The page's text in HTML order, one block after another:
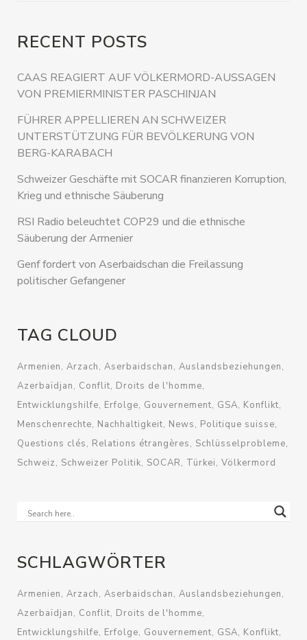
RECENT POSTS
CAAS REAGIERT AUF VÖLKERMORD-AUSSAGEN
VON PREMIERMINISTER PASCHINJAN
FÜHRER APPELLIEREN AN SCHWEIZER
UNTERSTÜTZUNG FÜR BEVÖLKERUNG VON
BERG-KARABACH
Schweizer Geschäfte mit SOCAR finanzieren Korruption,
Krieg und ethnische Säuberung
RSI Radio beleuchtet COP29 und die ethnische
Säuberung der Armenier
Genf fordert von Aserbaidschan die Freilassung
politischer Gefangener
TAG CLOUD
Armenien Arzach Aserbaidschan Auslandsbeziehungen
Azerbaïdjan
Conflit Droits de l'homme
Entwicklungshilfe Erfolge Gouvernement GSA Konflikt
Menschenrechte Nachhaltigkeit News
Politique suisse
Questions clés
Relations étrangères
Schlüsselprobleme
Schweiz
Schweizer Politik SOCAR Türkei Völkermord
SCHLAGWÖRTER
Armenien Arzach Aserbaidschan Auslandsbeziehungen
Azerbaïdjan
Conflit Droits de l'homme
Entwicklungshilfe Erfolge Gouvernement GSA Konflikt